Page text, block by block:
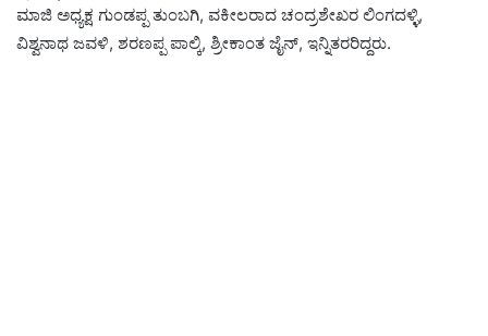
ಮಾಜಿ ಅಧ್ಯಕ್ಷ ಗುಂಡಪ್ಪ ತುಂಬಗಿ, ವಕೀಲರಾದ ಚಂದ್ರಶೇಖರ ಲಿಂಗದಳ್ಳಿ,
ವಿಶ್ವನಾಥ ಜವಳಿ, ಶರಣಪ್ಪ ಪಾಲ್ಕಿ, ಶ್ರೀಕಾಂತ ಜೈನ್, ಇನ್ನಿತರರಿದ್ದರು.